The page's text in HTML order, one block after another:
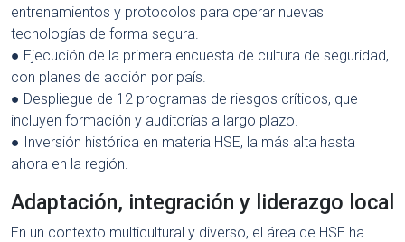
entrenamientos y protocolos para operar nuevas
tecnologías de forma segura.
● Ejecución de la primera encuesta de cultura de seguridad,
con planes de acción por país.
● Despliegue de 12 programas de riesgos críticos, que
incluyen formación y auditorías a largo plazo.
● Inversión histórica en materia HSE, la más alta hasta
ahora en la región.
Adaptación, integración y liderazgo local
En un contexto multicultural y diverso, el área de HSE ha